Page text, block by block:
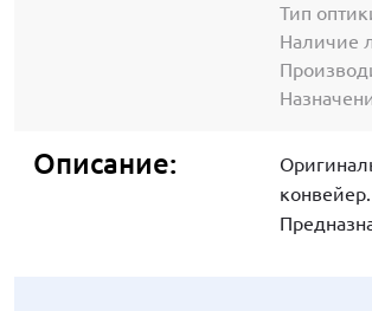
Тип
Наличие
Описание:
конвейер.